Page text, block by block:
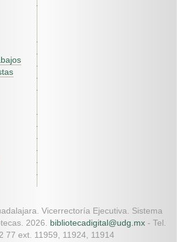
Vicerrectoría Ejecutiva. Sistema
2026. bibliotecadigital@udg.mx - Tel.
77 ext. 11959, 11924, 11914